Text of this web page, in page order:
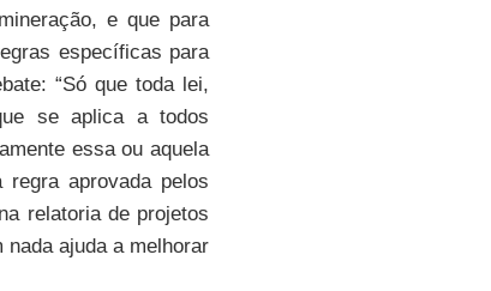
e que para
específicas para
“Só que toda lei,
se aplica a todos
essa ou aquela
regra aprovada pelos
relatoria de projetos
ajuda a melhorar